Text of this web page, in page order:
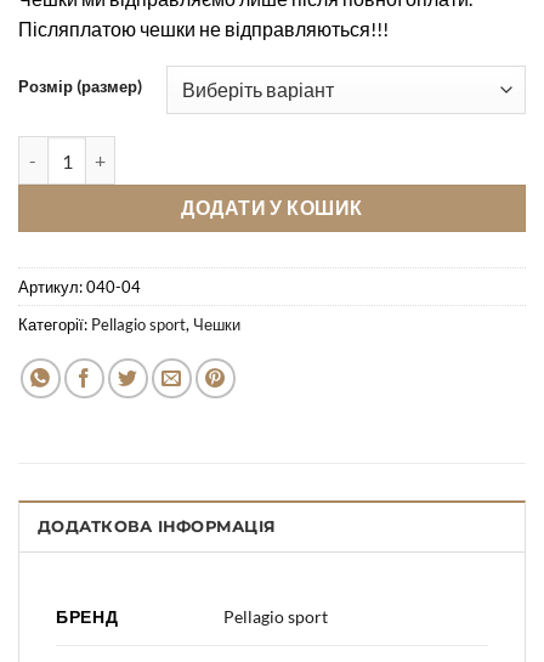
Післяплатою чешки не відправляються!!!
Розмір (размер)
ДОДАТИ У КОШИК
Артикул:040-04
Категорії: Pellagio sport, Чешки
ДОДАТКОВА ІНФОРМАЦІЯ
БРЕНД Pellagio sport